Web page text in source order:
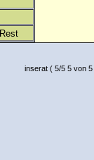
inserat( 5/5 5 von 5